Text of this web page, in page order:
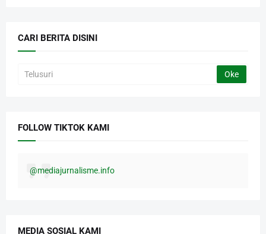
CARI BERITA DISINI
FOLLOW TIKTOK KAMI
@mediajurnalisme.info
MEDIA SOSIAL KAMI